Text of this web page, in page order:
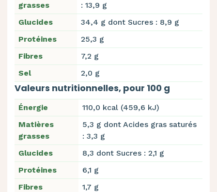
grasses
: 13,9 g
Glucides
34,4 g dont Sucres : 8,9 g
Protéines
25,3 g
Fibres
7,2 g
Sel
2,0 g
Valeurs nutritionnelles, pour 100 g
Énergie
110,0 kcal (459,6 kJ)
Matières
grasses
5,3 g dont Acides gras saturés
: 3,3 g
Glucides
8,3 dont Sucres : 2,1 g
Protéines
6,1 g
Fibres
1,7 g